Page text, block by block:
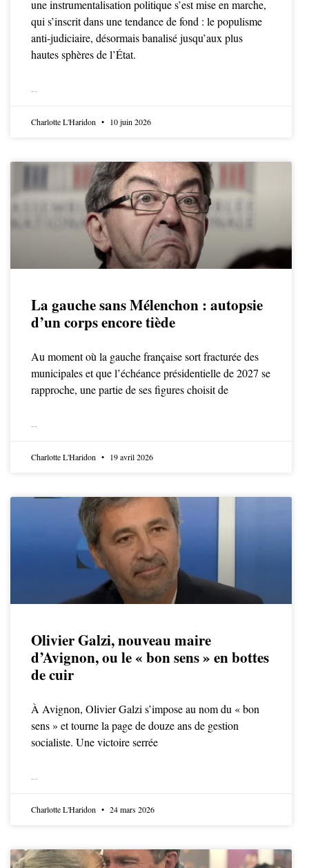
une instrumentalisation politique s’est mise en marche,
qui s’inscrit dans une tendance de fond : le populisme
anti-judiciaire, désormais banalisé jusqu’aux plus
hautes sphères de l’État.
Charlotte L'Haridon 10 juin 2026
La gauche sans Mélenchon : autopsie
d’un corps encore tiède
Au moment où la gauche française sort fracturée des
municipales et que l’échéance présidentielle de 2027 se
rapproche, une partie de ses figures choisit de
Charlotte L'Haridon 19 avril 2026
Olivier Galzi, nouveau maire
d’Avignon, ou le « bon sens » en bottes
de cuir
À Avignon, Olivier Galzi s’impose au nom du « bon
sens » et tourne la page de douze ans de gestion
socialiste. Une victoire serrée
Charlotte L'Haridon 24 mars 2026